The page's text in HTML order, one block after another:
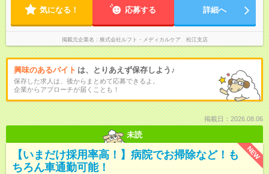
気になる！ 応募する 詳細へ
掲載元企業名 株式会社ルフト・メディカルケア 松江支店
興味のあるバイト は、とりあえず保存しよう♪
保存した求人は、後からまとめて応募できるよ。
企業からアプローチが届くことも！
掲載日：2026.08.06
未読
NEW
【いまだけ採用率高！】病院でお掃除など！も
ちろん車通勤可能！